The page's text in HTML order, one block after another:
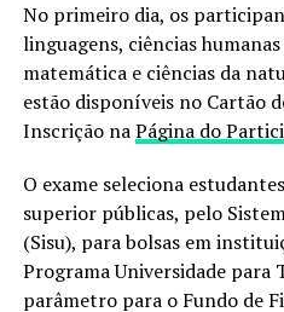
No primeiro dia, os
linguagens, ciências
matemática e ciências da
estão disponíveis no Cartão
Inscrição naPágina do
O exame seleciona
superior públicas, pelo
(Sisu), para bolsas em
Programa Universidade para
parâmetro para o Fundo de